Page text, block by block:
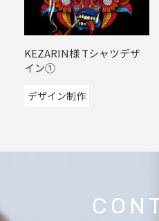
KEZARIN様 Tシャツデザ
イン①
デザイン制作